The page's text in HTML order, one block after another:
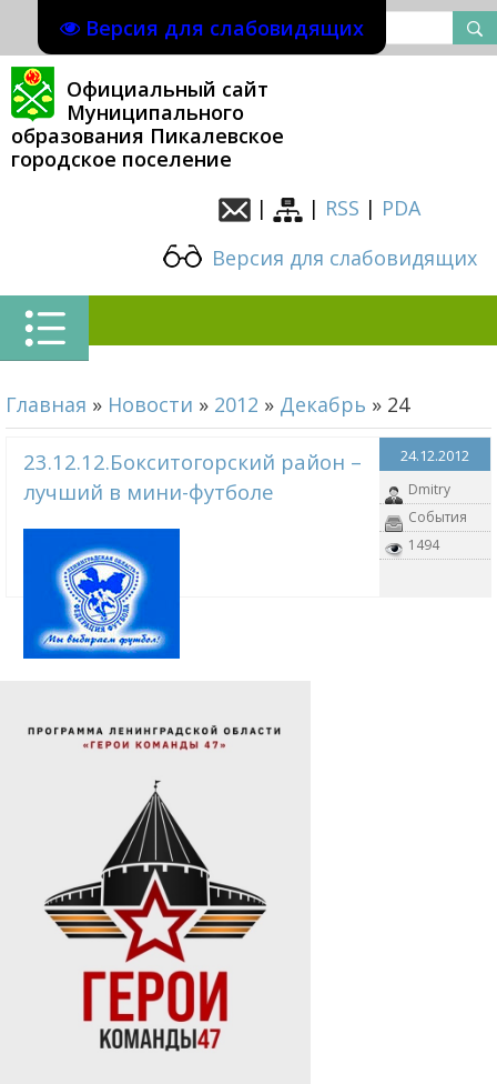
Версия для слабовидящих
Официальный сайт
Муниципального
образования Пикалевское
городское поселение
|
| RSS | PDA
Версия для слабовидящих
Главная » Новости » 2012 » Декабрь » 24
23.12.12.Бокситогорский район –
лучший в мини-футболе
24.12.2012
Dmitry
События
1494